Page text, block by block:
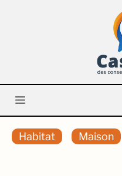
Menu
Habitat Maison